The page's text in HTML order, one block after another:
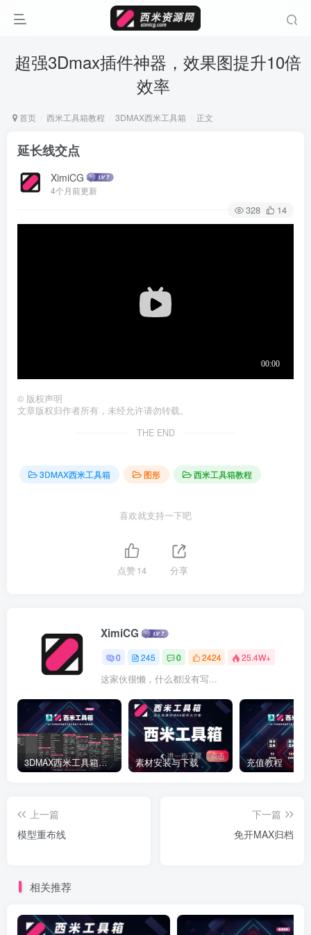
超强3Dmax插件神器，效果图提升10倍
效率
首页 西米工具箱教程 3DMAX西米工具箱 正文
延长线交点
XimiCG
4个月前更新
328 14
© 版权声明
文章版权归作者所有，未经允许请勿转载。
THE END
3DMAX西米工具箱 图形 西米工具箱教程
喜欢就支持一下吧
点赞14 分享
XimiCG
0 245 0 2424 25.4W+
这家伙很懒，什么都没有写...
3DMAX西米工具箱下载 素材安装与下载 充值教程
上一篇
模型重布线
下一篇
免开MAX归档
相关推荐